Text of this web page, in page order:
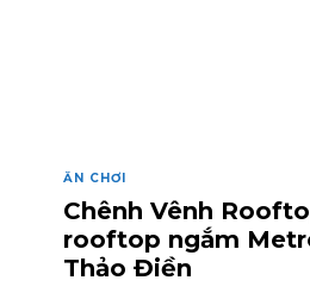
ĂN CHƠI
Chênh Vênh
rooftop ngắm
Thảo Điền